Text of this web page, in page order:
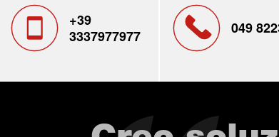
+39
3337977977
049